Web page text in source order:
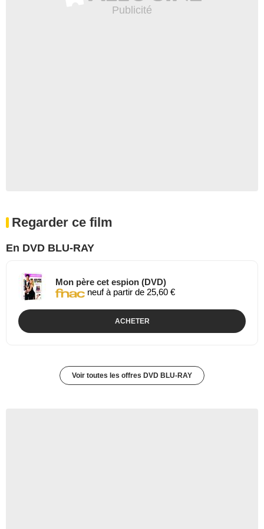
Regarder ce film
En DVD BLU-RAY
Mon père cet espion (DVD)
neuf à partir de 25,60 €
ACHETER
Voir toutes les offres DVD BLU-RAY